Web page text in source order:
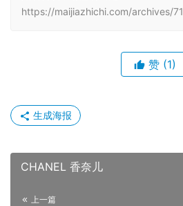
https://maijiazhichi.com/archives/71
赞 (1)
生成海报
CHANEL 香奈儿
上一篇